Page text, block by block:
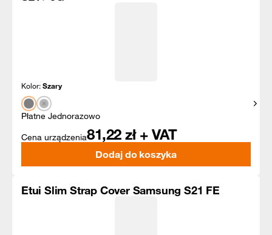
Kolor:Szary
Płatne Jednorazowo
Cena urządzenia81,22 zł + VAT
Dodaj do koszyka
Etui Slim Strap Cover Samsung S21 FE